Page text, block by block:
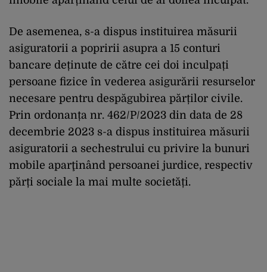
De asemenea, s-a dispus instituirea măsurii
asiguratorii a popririi asupra a 15 conturi
bancare deținute de către cei doi inculpați
persoane fizice în vederea asigurării resurselor
necesare pentru despăgubirea părților civile.
Prin ordonanța nr. 462/P/2023 din data de 28
decembrie 2023 s-a dispus instituirea măsurii
asiguratorii a sechestrului cu privire la bunuri
mobile aparţinând persoanei jurdice, respectiv
părți sociale la mai multe societăți.